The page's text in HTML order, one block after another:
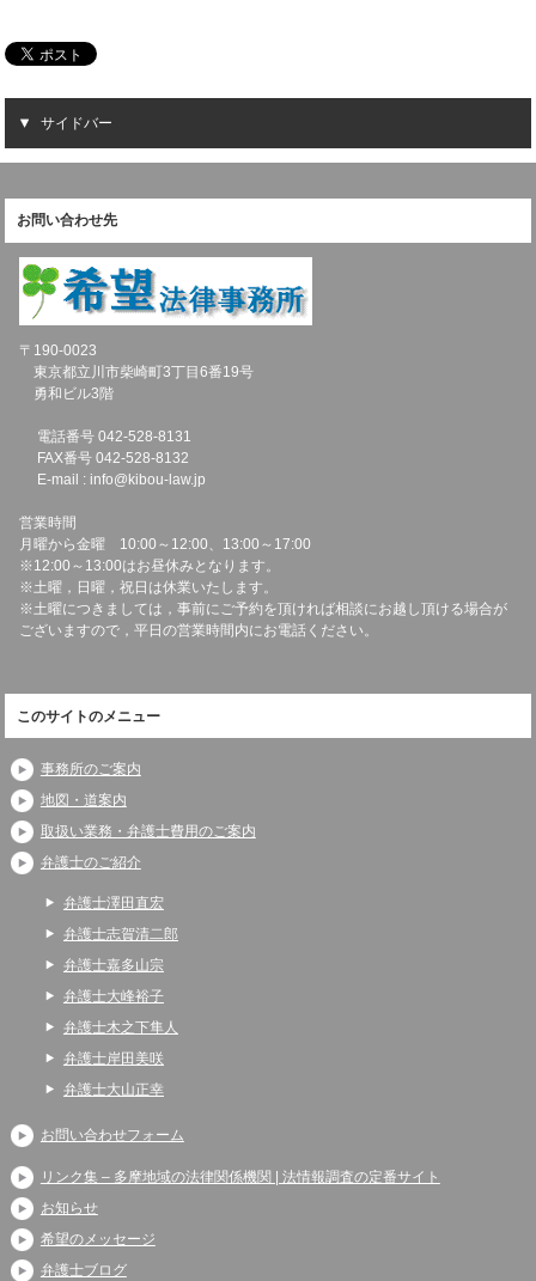
サイドバー
お問い合わせ先
〒190-0023
東京都立川市柴崎町3丁目6番19号
勇和ビル3階
電話番号 042-528-8131
FAX番号 042-528-8132
E-mail : info@kibou-law.jp
営業時間
月曜から金曜 10:00～12:00、13:00～17:00
※12:00～13:00はお昼休みとなります。
※土曜，日曜，祝日は休業いたします。
※土曜につきましては，事前にご予約を頂ければ相談にお越し頂ける場合が
ございますので，平日の営業時間内にお電話ください。
このサイトのメニュー
事務所のご案内
地図・道案内
取扱い業務・弁護士費用のご案内
弁護士のご紹介
弁護士澤田直宏
弁護士志賀清二郎
弁護士嘉多山宗
弁護士大峰裕子
弁護士木之下隼人
弁護士岸田美咲
弁護士大山正幸
お問い合わせフォーム
リンク集 – 多摩地域の法律関係機関 | 法情報調査の定番サイト
お知らせ
希望のメッセージ
弁護士ブログ